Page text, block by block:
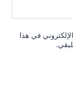
في هذا